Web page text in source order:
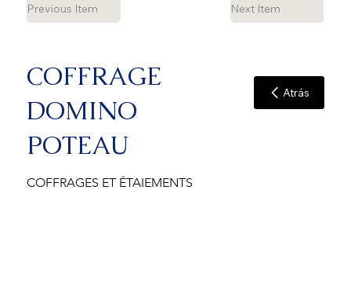
Previous Item Next Item
COFFRAGE
DOMINO
POTEAU
COFFRAGES ET ÉTAIEMENTS
Atrás